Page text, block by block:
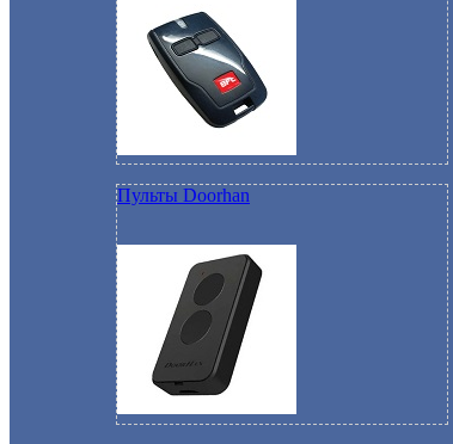
Пульты Doorhan